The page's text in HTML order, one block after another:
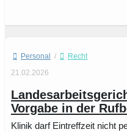
Personal /
Recht
21.02.2026
Vorgabe in der
Klinik darf Eintreffzeit nicht